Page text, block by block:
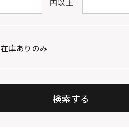
円以上
在庫ありのみ